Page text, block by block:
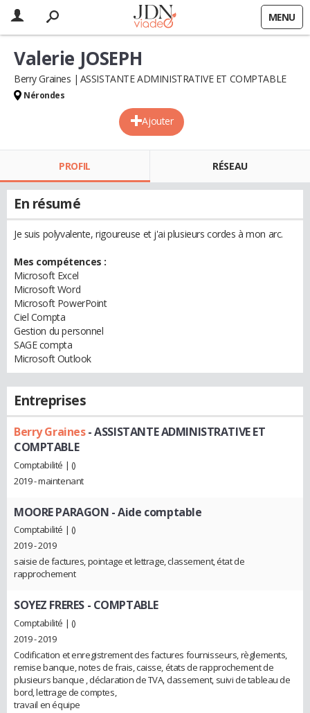
MENU
Ajouter
Valerie JOSEPH
Berry Graines ASSISTANTE ADMINISTRATIVE ET COMPTABLE
Nérondes
PROFIL RÉSEAU
En résumé
Je suis polyvalente, rigoureuse et j'ai plusieurs cordes à mon arc.
Mes compétences :
Microsoft Excel
Microsoft Word
Microsoft PowerPoint
Ciel Compta
Gestion du personnel
SAGE compta
Microsoft Outlook
Entreprises
Berry Graines- ASSISTANTE ADMINISTRATIVE ET
COMPTABLE
Comptabilité | ()
2019 - maintenant
MOORE PARAGON - Aide comptable
Comptabilité | ()
2019 - 2019
saisie de factures, pointage et lettrage, classement, état de
rapprochement
SOYEZ FRERES- COMPTABLE
Comptabilité | ()
2019 - 2019
Codification et enregistrement des factures fournisseurs, règlements,
remise banque, notes de frais, caisse, états de rapprochement de
plusieurs banque , déclaration de TVA, classement, suivi de tableau de
bord, lettrage de comptes,
travail en équipe